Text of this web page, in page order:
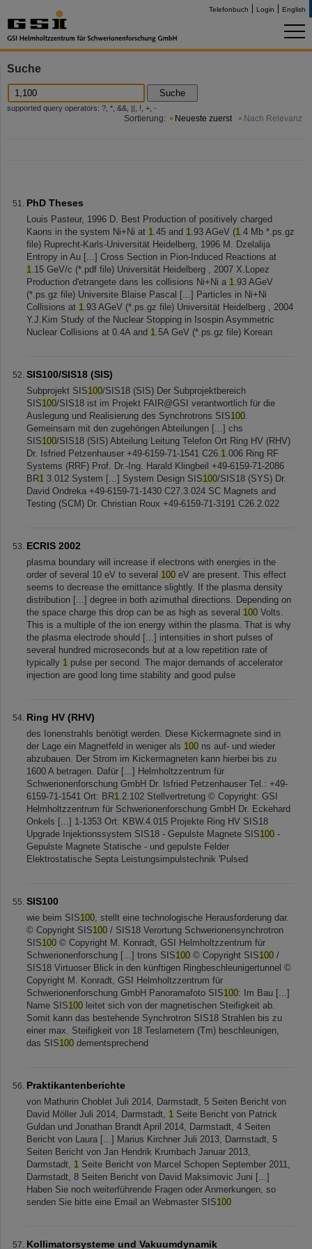
Telefonbuch Login English
Suche
Suche
supported query operators: ?, *, &&, ||, !, +, -
Sortierung: Neueste zuerst Nach Relevanz
PhD Theses
Louis Pasteur, 1996 D. Best Production of positively charged
Kaons in the system Ni+Ni at 1.45 and 1.93 AGeV (1.4 Mb *.ps.gz
file) Ruprecht-Karls-Universität Heidelberg, 1996 M. Dzelalija
Entropy in Au [...] Cross Section in Pion-Induced Reactions at
1.15 GeV/c (*.pdf file) Universität Heidelberg , 2007 X.Lopez
Production d'etrangete dans les collisions Ni+Ni a 1.93 AGeV
(*.ps.gz file) Universite Blaise Pascal [...] Particles in Ni+Ni
Collisions at 1.93 AGeV (*.ps.gz file) Universität Heidelberg , 2004
Y.J.Kim Study of the Nuclear Stopping in Isospin Asymmetric
Nuclear Collisions at 0.4A and 1.5A GeV (*.ps.gz file) Korean
SIS100/SIS18 (SIS)
Subprojekt SIS100/SIS18 (SIS) Der Subprojektbereich
SIS100/SIS18 ist im Projekt FAIR@GSI verantwortlich für die
Auslegung und Realisierung des Synchrotrons SIS100.
Gemeinsam mit den zugehörigen Abteilungen [...] chs
SIS100/SIS18 (SIS) Abteilung Leitung Telefon Ort Ring HV (RHV)
Dr. Isfried Petzenhauser +49-6159-71-1541 C26.1.006 Ring RF
Systems (RRF) Prof. Dr.-Ing. Harald Klingbeil +49-6159-71-2086
BR1 3.012 System [...] System Design SIS100/SIS18 (SYS) Dr.
David Ondreka +49-6159-71-1430 C27.3.024 SC Magnets and
Testing (SCM) Dr. Christian Roux +49-6159-71-3191 C26.2.022
ECRIS 2002
plasma boundary will increase if electrons with energies in the
order of several 10 eV to several 100 eV are present. This effect
seems to decrease the emittance slightly. If the plasma density
distribution [...] degree in both azimuthal directions. Depending on
the space charge this drop can be as high as several 100 Volts.
This is a multiple of the ion energy within the plasma. That is why
the plasma electrode should [...] intensities in short pulses of
several hundred microseconds but at a low repetition rate of
typically 1 pulse per second. The major demands of accelerator
injection are good long time stability and good pulse
Ring HV (RHV)
des Ionenstrahls benötigt werden. Diese Kickermagnete sind in
der Lage ein Magnetfeld in weniger als 100 ns auf- und wieder
abzubauen. Der Strom im Kickermagneten kann hierbei bis zu
1600 A betragen. Dafür [...] Helmholtzzentrum für
Schwerionenforschung GmbH Dr. Isfried Petzenhauser Tel.: +49-
6159-71-1541 Ort: BR1.2.102 Stellvertretung © Copyright: GSI
Helmholtzzentrum für Schwerionenforschung GmbH Dr. Eckehard
Onkels [...] 1-1353 Ort: KBW.4.015 Projekte Ring HV SIS18
Upgrade Injektionssystem SIS18 - Gepulste Magnete SIS100 -
Gepulste Magnete Statische - und gepulste Felder
Elektrostatische Septa Leistungsimpulstechnik 'Pulsed
SIS100
wie beim SIS100, stellt eine technologische Herausforderung dar.
© Copyright SIS100 / SIS18 Verortung Schwerionensynchrotron
SIS100 © Copyright M. Konradt, GSI Helmholtzzentrum für
Schwerionenforschung [...] trons SIS100 © Copyright SIS100 /
SIS18 Virtuoser Blick in den künftigen Ringbeschleunigertunnel ©
Copyright M. Konradt, GSI Helmholtzzentrum für
Schwerionenforschung GmbH Panoramafoto SIS100: Im Bau [...]
Name SIS100 leitet sich von der magnetischen Steifigkeit ab.
Somit kann das bestehende Synchrotron SIS18 Strahlen bis zu
einer max. Steifigkeit von 18 Teslametern (Tm) beschleunigen,
das SIS100 dementsprechend
Praktikantenberichte
von Mathurin Choblet Juli 2014, Darmstadt, 5 Seiten Bericht von
David Möller Juli 2014, Darmstadt, 1 Seite Bericht von Patrick
Guldan und Jonathan Brandt April 2014, Darmstadt, 4 Seiten
Bericht von Laura [...] Marius Kirchner Juli 2013, Darmstadt, 5
Seiten Bericht von Jan Hendrik Krumbach Januar 2013,
Darmstadt, 1 Seite Bericht von Marcel Schopen September 2011,
Darmstadt, 8 Seiten Bericht von David Maksimovic Juni [...]
Haben Sie noch weiterführende Fragen oder Anmerkungen, so
senden Sie bitte eine Email an Webmaster SIS100
Kollimatorsysteme und Vakuumdynamik